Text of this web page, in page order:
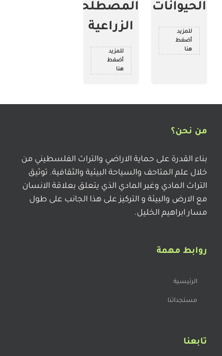
الحيوانات
للمزيد
أضغط
هنا
المصطلحات
الزراعية
للمزيد
أضغط
هنا
من نحن؟
بناء القدرة على حماية الاراضي والتراث الفلسطيني من
خلال علم المتاحف والسياحة البيئية والثقافية. توثيق
التراث المادي وغير المادي الذي يتعلق بعلاقة الانسان
مع الارض والبيئة و التركيز على هذا الجانب على طول
مسار ابراهيم الخليل.
روابط مهمة
الرئيسية
مستجداتنا
تابعنا